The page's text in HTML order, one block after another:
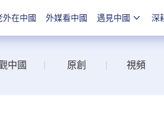
外在中國 外媒看中國 遇見中國 深
中國 原創 視頻